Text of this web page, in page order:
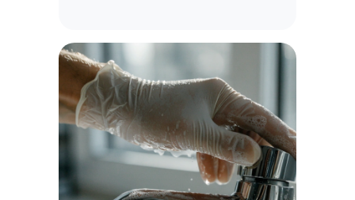
Уборка отдельных помещений — удобное